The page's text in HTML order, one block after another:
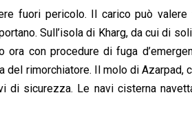
fuori pericolo. Il carico può
Sull’isola di Kharg, da cui di
con procedure di fuga
del rimorchiatore. Il molo di Azarpad,
sicurezza. Le navi cisterna